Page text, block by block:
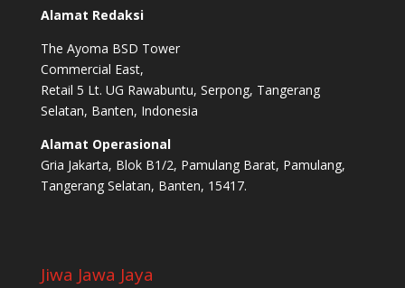
Alamat Redaksi
The Ayoma BSD Tower
Commercial East,
Retail 5 Lt. UG Rawabuntu, Serpong, Tangerang
Selatan, Banten, Indonesia
Alamat Operasional
Gria Jakarta, Blok B1/2, Pamulang Barat, Pamulang,
Tangerang Selatan, Banten, 15417.
Jiwa Jawa Jaya